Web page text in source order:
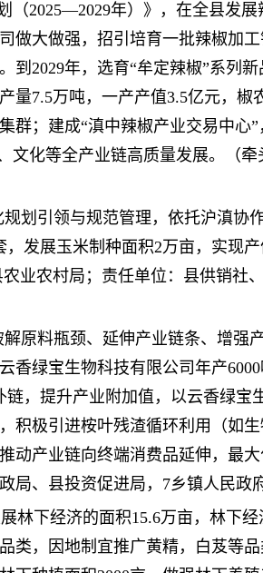
2025—2029年）》，在全县发
做大做强，招引培育一批辣椒加
到2029年，选育“牟定辣椒”系列
7.5万吨，一产产值3.5亿元，椒
；建成“滇中辣椒产业交易中心
文化等全产业链高质量发展。（
划引领与规范管理，依托沪滇协
发展玉米制种面积2万亩，实现
业农村局；责任单位：县供销社
原料瓶颈、延伸产业链条、增强
绿宝生物科技有限公司年产6000
，提升产业附加值，以云香绿宝
积极引进桉叶残渣循环利用（如
动产业链向终端消费品延伸，最
、县投资促进局，7乡镇人民政府
林下经济的面积15.6万亩，林下
类，因地制宜推广黄精，白芨等